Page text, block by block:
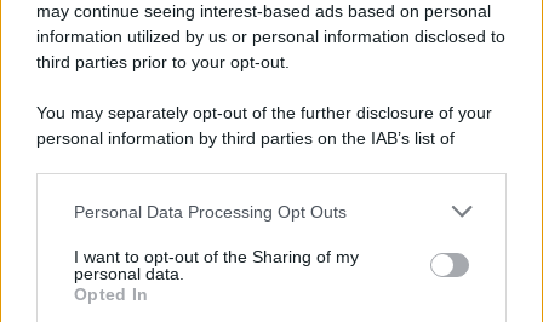
may continue seeing interest-based ads based on personal
information utilized by us or personal information disclosed to
third parties prior to your opt-out.
You may separately opt-out of the further disclosure of your
personal information by third parties on the IAB’s list of
This information may also be disclosed by us to third parties
disclose it to other third parties.
Please note that this website/app uses one or more Google
Personal Data Processing Opt Outs
I want to opt-out of the Sharing of my
personal data.
Opted In